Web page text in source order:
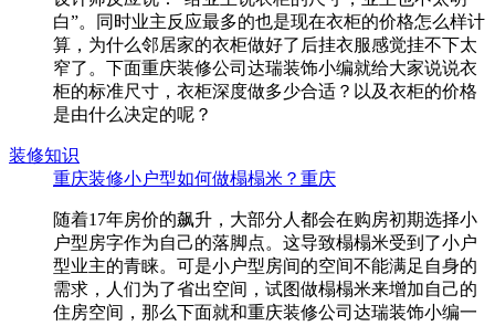
白”。同时业主反应最多的也是现在衣柜的价格怎么样计
算，为什么邻居家的衣柜做好了后挂衣服感觉挂不下太
窄了。下面重庆装修公司达瑞装饰小编就给大家说说衣
柜的标准尺寸，衣柜深度做多少合适？以及衣柜的价格
是由什么决定的呢？
装修知识
重庆装修小户型如何做榻榻米？重庆
随着17年房价的飙升，大部分人都会在购房初期选择小
户型房字作为自己的落脚点。这导致榻榻米受到了小户
型业主的青睐。可是小户型房间的空间不能满足自身的
需求，人们为了省出空间，试图做榻榻米来增加自己的
住房空间，那么下面就和重庆装修公司达瑞装饰小编一